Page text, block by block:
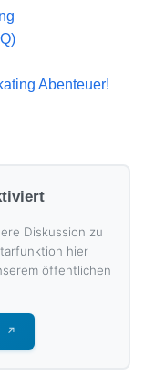
Abenteuer!
Diskussion zu
hier
öffentlichen
↗